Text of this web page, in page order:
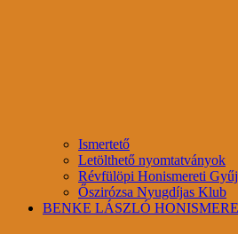
Ismertető
Letölthető nyomtatványok
Révfülöpi Honismereti
Őszirózsa Nyugdíjas Klub
BENKE LÁSZLÓ